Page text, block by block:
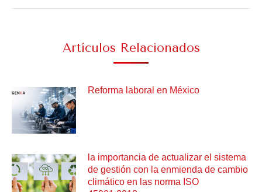
Artículos Relacionados
Reforma laboral en México
la importancia de actualizar el sistema
de gestión con la enmienda de cambio
climático en las norma ISO